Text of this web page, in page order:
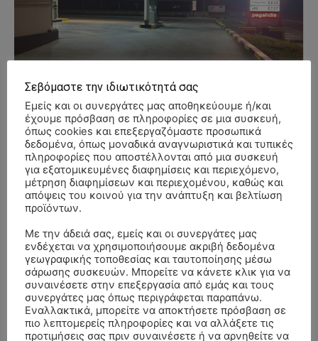
Σεβόμαστε την ιδιωτικότητά σας
Εμείς και οι συνεργάτες μας αποθηκεύουμε ή/και
έχουμε πρόσβαση σε πληροφορίες σε μια συσκευή,
όπως cookies και επεξεργαζόμαστε προσωπικά
δεδομένα, όπως μοναδικά αναγνωριστικά και τυπικές
πληροφορίες που αποστέλλονται από μια συσκευή
για εξατομικευμένες διαφημίσεις και περιεχόμενο,
μέτρηση διαφημίσεων και περιεχομένου, καθώς και
απόψεις του κοινού για την ανάπτυξη και βελτίωση
προϊόντων.
Με την άδειά σας, εμείς και οι συνεργάτες μας
ενδέχεται να χρησιμοποιήσουμε ακριβή δεδομένα
γεωγραφικής τοποθεσίας και ταυτοποίησης μέσω
σάρωσης συσκευών. Μπορείτε να κάνετε κλικ για να
συναινέσετε στην επεξεργασία από εμάς και τους
συνεργάτες μας όπως περιγράφεται παραπάνω.
Εναλλακτικά, μπορείτε να αποκτήσετε πρόσβαση σε
πιο λεπτομερείς πληροφορίες και να αλλάξετε τις
προτιμήσεις σας πριν συναινέσετε ή να αρνηθείτε να